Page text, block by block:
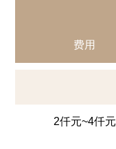
费用
2仟元~4仟元